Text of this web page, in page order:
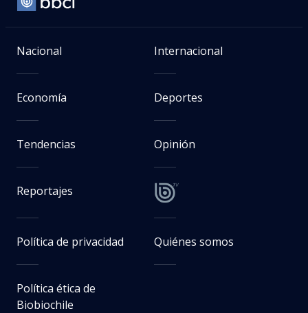
Nacional Internacional
Economía Deportes
Tendencias Opinión
Reportajes
Política de privacidad Quiénes somos
Política ética de
Biobiochile